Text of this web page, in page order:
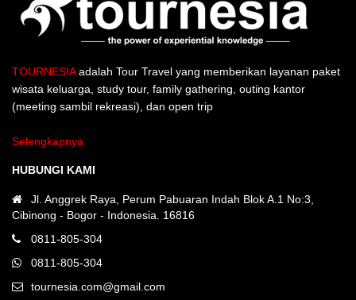
TOURNESIAadalah Tour Travel yang memberikan layanan paket
wisata keluarga, study tour, family gathering, outing kantor
(meeting sambil rekreasi), dan open trip
Selengkapnya
HUBUNGI KAMI
Jl. Anggrek Raya, Perum Pabuaran Indah Blok A.1 No:3,
Cibinong - Bogor - Indonesia. 16816
0811-805-304
0811-805-304
tournesia.com@gmail.com